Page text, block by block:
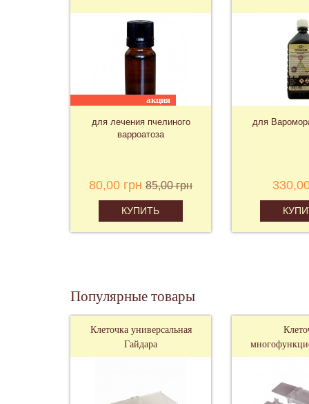
акция
для лечения пчелиного
варроатоза
80,00 грн 85,00 грн
КУПИТЬ
для
Популярные товары
Клеточка универсальная
Гайдара